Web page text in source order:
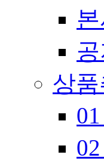
공
상